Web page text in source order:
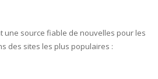
une source fiable de nouvelles pour les
des sites les plus populaires :